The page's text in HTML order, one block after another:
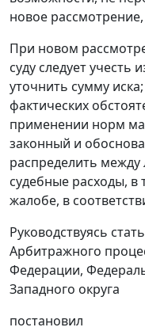
новое
При новом
суду следует
уточнить сумму
фактических
применении норм
законный и
распределить
судебные расходы, в
жалобе, в
Руководствуясь
Арбитражного
Федерации,
Западного округа
постановил